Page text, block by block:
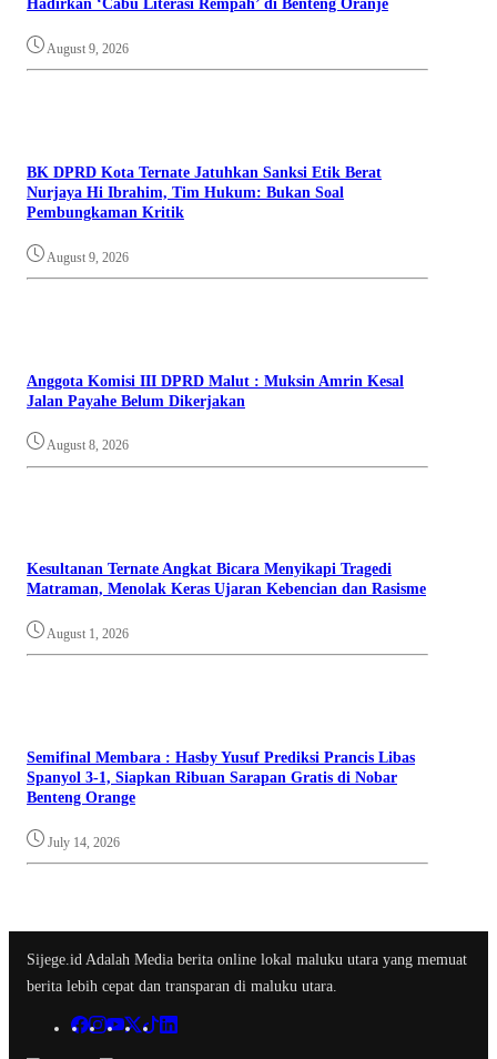
Hadirkan ‘Cabu Literasi Rempah’ di Benteng Oranje
August 9, 2026
BK DPRD Kota Ternate Jatuhkan Sanksi Etik Berat
Nurjaya Hi Ibrahim, Tim Hukum: Bukan Soal
Pembungkaman Kritik
August 9, 2026
Anggota Komisi III DPRD Malut : Muksin Amrin Kesal
Jalan Payahe Belum Dikerjakan
August 8, 2026
Kesultanan Ternate Angkat Bicara Menyikapi Tragedi
Matraman, Menolak Keras Ujaran Kebencian dan Rasisme
August 1, 2026
Semifinal Membara : Hasby Yusuf Prediksi Prancis Libas
Spanyol 3-1, Siapkan Ribuan Sarapan Gratis di Nobar
Benteng Orange
July 14, 2026
Sijege.id Adalah Media berita online lokal maluku utara yang memuat
berita lebih cepat dan transparan di maluku utara.